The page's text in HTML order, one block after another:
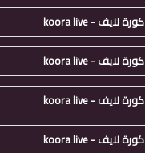
كورة لايف - koora live
كورة لايف - koora live
كورة لايف - koora live
كورة لايف - koora live